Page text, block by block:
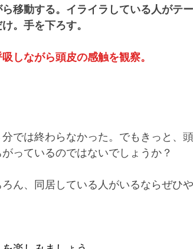
移動する。イライラしている人がテ
。手を下ろす。
しながら頭皮の感触を観察。
では終わらなかった。でもきっと、
っているのではないでしょうか？
ん、同居している人がいるならぜひ